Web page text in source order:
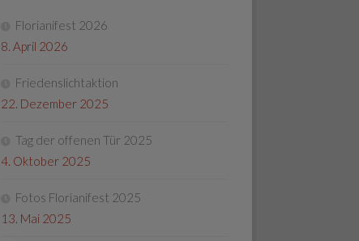
Florianifest 2026
8. April 2026
Friedenslichtaktion
22. Dezember 2025
Tag der offenen Tür 2025
4. Oktober 2025
Fotos Florianifest 2025
13. Mai 2025